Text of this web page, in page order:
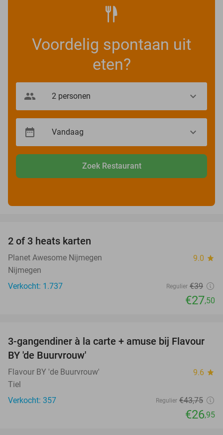
Voordelig spontaan uit
eten?
Zoek Restaurant
2 of 3 heats karten
Planet Awesome Nijmegen 9.0 star
Nijmegen
Verkocht: 1.737
Regulier €39
€27,50
38%
3-gangendiner à la carte + amuse bij Flavour
BY 'de Buurvrouw'
Flavour BY 'de Buurvrouw' 9.6 star
Tiel
Verkocht: 357
Regulier €43,75
€26,95